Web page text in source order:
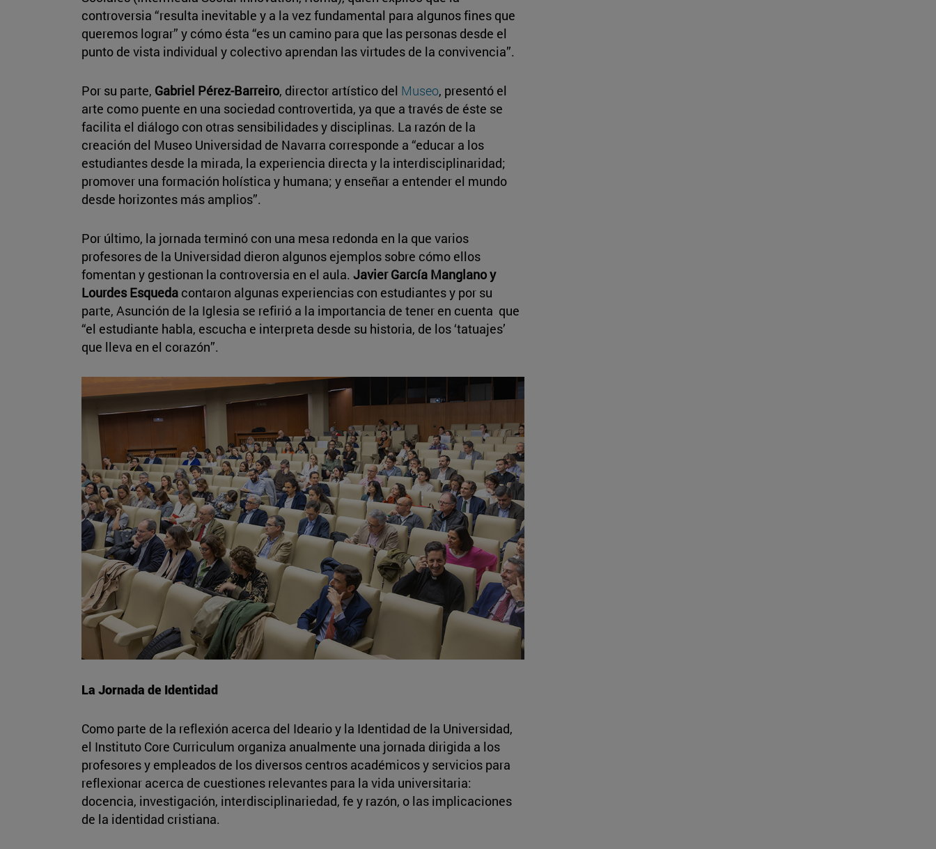
controversia “resulta inevitable y a la vez fundamental para algunos fines que
queremos lograr” y cómo ésta “es un camino para que las personas desde el
punto de vista individual y colectivo aprendan las virtudes de la convivencia”.
Por su parte, Gabriel Pérez-Barreiro, director artístico del Museo, presentó el
arte como puente en una sociedad controvertida, ya que a través de éste se
facilita el diálogo con otras sensibilidades y disciplinas. La razón de la
creación del Museo Universidad de Navarra corresponde a “educar a los
estudiantes desde la mirada, la experiencia directa y la interdisciplinaridad;
promover una formación holística y humana; y enseñar a entender el mundo
desde horizontes más amplios”.
Por último, la jornada terminó con una mesa redonda en la que varios
profesores de la Universidad dieron algunos ejemplos sobre cómo ellos
fomentan y gestionan la controversia en el aula. Javier García Manglano y
Lourdes Esqueda contaron algunas experiencias con estudiantes y por su
parte, Asunción de la Iglesia se refirió a la importancia de tener en cuenta que
“el estudiante habla, escucha e interpreta desde su historia, de los ‘tatuajes’
que lleva en el corazón”.
La Jornada de Identidad
Como parte de la reflexión acerca del Ideario y la Identidad de la Universidad,
el Instituto Core Curriculum organiza anualmente una jornada dirigida a los
profesores y empleados de los diversos centros académicos y servicios para
reflexionar acerca de cuestiones relevantes para la vida universitaria:
docencia, investigación, interdisciplinariedad, fe y razón, o las implicaciones
de la identidad cristiana.